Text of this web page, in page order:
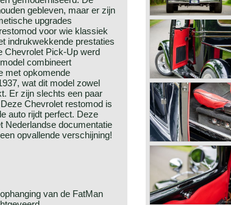
gebleven, maar er zijn
upgrades
voor wie klassiek
indrukwekkende prestaties
Chevrolet Pick-Up werd
combineert
met opkomende
wat dit model zowel
Er zijn slechts een paar
Chevrolet restomod is
auto rijdt perfect. Deze
Nederlandse documentatie
opvallende verschijning!
van de FatMan